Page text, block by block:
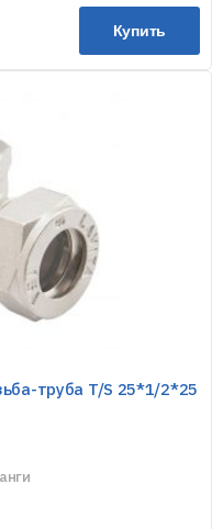
Купить
труба T/S 25*1/2*25